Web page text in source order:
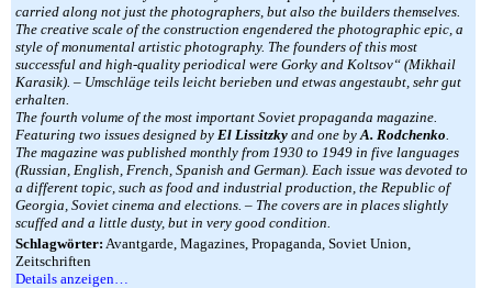
carried along not just the photographers, but also the builders themselves.
The creative scale of the construction engendered the photographic epic, a
style of monumental artistic photography. The founders of this most
successful and high-quality periodical were Gorky and Koltsov“ (Mikhail
Karasik). – Umschläge teils leicht berieben und etwas angestaubt, sehr gut
erhalten.
The fourth volume of the most important Soviet propaganda magazine.
Featuring two issues designed by El Lissitzky and one byA. Rodchenko.
The magazine was published monthly from 1930 to 1949 in five languages
(Russian, English, French, Spanish and German). Each issue was devoted to
a different topic, such as food and industrial production, the Republic of
Georgia, Soviet cinema and elections. – The covers are in places slightly
scuffed and a little dusty, but in very good condition.
Schlagwörter: Avantgarde, Magazines, Propaganda, Soviet Union,
Zeitschriften
Details anzeigen…